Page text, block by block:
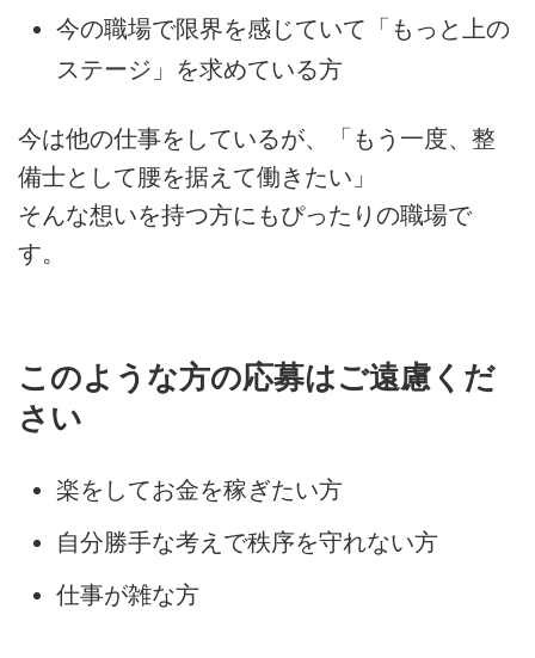
今の職場で限界を感じていて「もっと上の
ステージ」を求めている方
今は他の仕事をしているが、「もう一度、整
備士として腰を据えて働きたい」
そんな想いを持つ方にもぴったりの職場で
す。
このような方の応募はご遠慮くだ
さい
楽をしてお金を稼ぎたい方
自分勝手な考えで秩序を守れない方
仕事が雑な方